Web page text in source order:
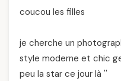
coucou les filles
je cherche un
style moderne et chic
peu la star ce jour là ''